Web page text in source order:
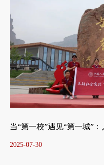
当“第一校”遇见“第一城”
2025-07-30